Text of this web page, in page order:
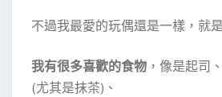
不過我最愛的玩偶還是一樣，就
我有很多喜歡的食物 ，像是起司
(尤其是抹茶)、